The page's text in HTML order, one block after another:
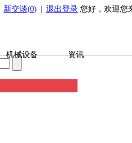
新交谈(0) | 退出登录 您好，欢迎您
械设备 资讯